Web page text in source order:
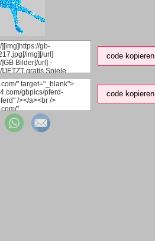
code kopieren
code kopieren